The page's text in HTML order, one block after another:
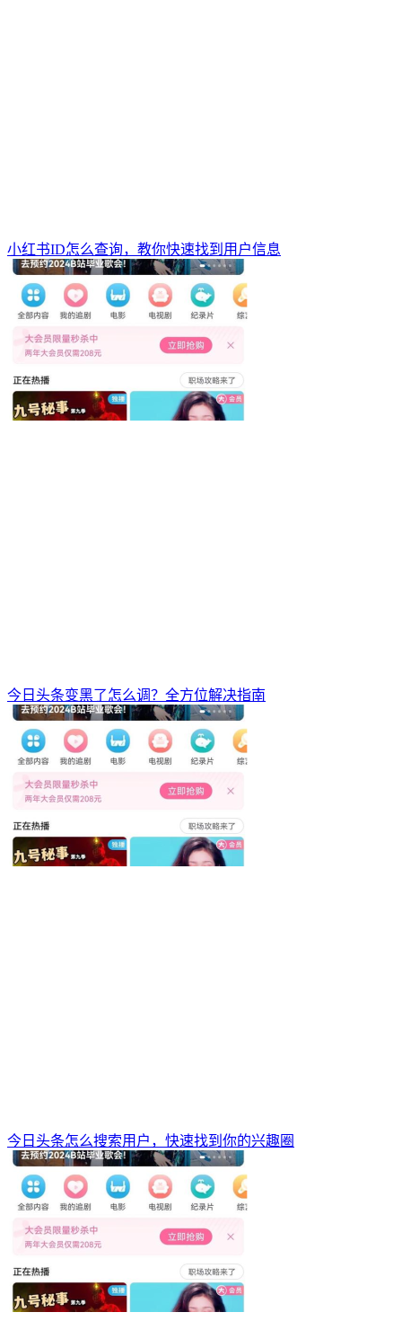
小红书ID怎么查询，教你快速找到用户信息
今日头条变黑了怎么调？全方位解决指南
今日头条怎么搜索用户，快速找到你的兴趣圈